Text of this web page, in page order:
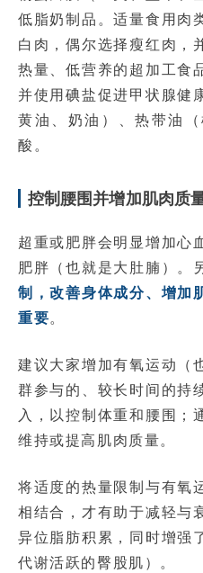
低脂奶制品。适量食用肉
白肉，偶尔选择瘦红肉，
热量、低营养的超加工食
并使用碘盐促进甲状腺健
黄油、奶油）、热带油
酸。
控制腰围并增加肌肉质
超重或肥胖会明显增加心
肥胖（也就是大肚腩）。
制，改善身体成分、增加
重要。
建议大家增加有氧运动（
群参与的、较长时间的持
入，以控制体重和腰围；
维持或提高肌肉质量。
将适度的热量限制与有氧
相结合，才有助于减轻与
异位脂肪积累，同时增强
代谢活跃的臀股肌）。